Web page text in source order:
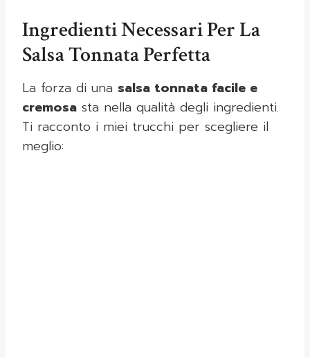
Ingredienti Necessari Per La
Salsa Tonnata Perfetta
La forza di una salsa tonnata facile e
cremosa sta nella qualità degli ingredienti.
Ti racconto i miei trucchi per scegliere il
meglio: